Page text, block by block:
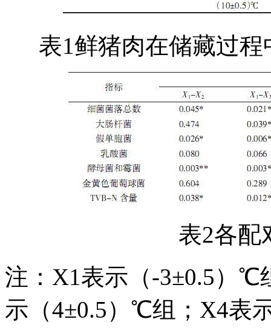
表1鲜猪肉在储藏过
表2各配
注：X1表示（-3±0.5）℃
示（4±0.5）℃组；X4表